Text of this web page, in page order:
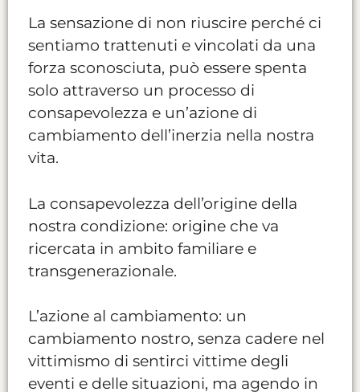
La sensazione di non riuscire perché ci
sentiamo trattenuti e vincolati da una
forza sconosciuta, può essere spenta
solo attraverso un processo di
consapevolezza e un’azione di
cambiamento dell’inerzia nella nostra
vita.
La consapevolezza dell’origine della
nostra condizione: origine che va
ricercata in ambito familiare e
transgenerazionale.
L’azione al cambiamento: un
cambiamento nostro, senza cadere nel
vittimismo di sentirci vittime degli
eventi e delle situazioni, ma agendo in